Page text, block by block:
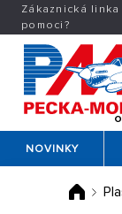
Zákaznická
pomoci?
NOVINKY